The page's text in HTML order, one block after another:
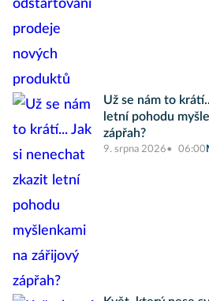
Už se nám to
letní pohodu
zápřah?
9. srpna 2026 06:00